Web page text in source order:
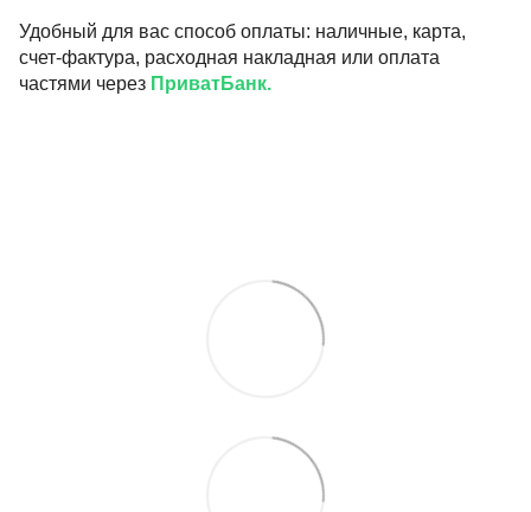
Удобный для вас способ оплаты: наличные, карта,
счет-фактура, расходная накладная или оплата
частями через ПриватБанк.